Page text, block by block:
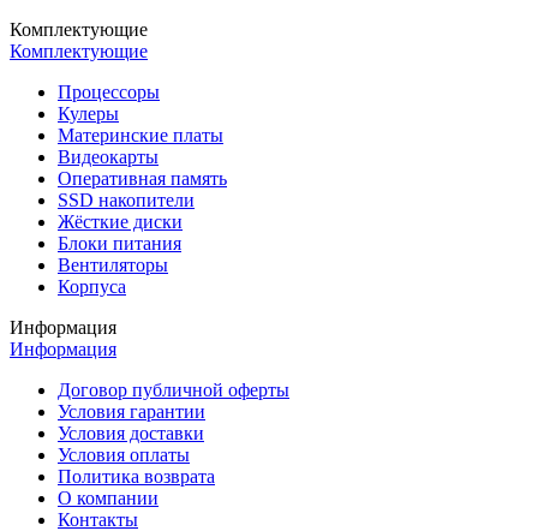
Комплектующие
Комплектующие
Процессоры
Кулеры
Материнские платы
Видеокарты
Оперативная память
SSD накопители
Жёсткие диски
Блоки питания
Вентиляторы
Корпуса
Информация
Информация
Договор публичной оферты
Условия гарантии
Условия доставки
Условия оплаты
Политика возврата
О компании
Контакты